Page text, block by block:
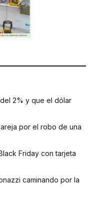
2% y que el dólar
por el robo de una
Friday con tarjeta
caminando por la